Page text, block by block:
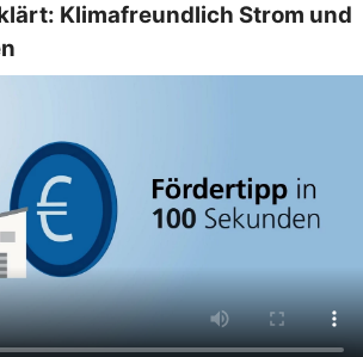
Klimafreundlich Strom und